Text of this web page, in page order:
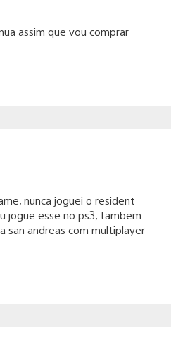
assim que vou comprar
nunca joguei o resident
jogue esse no ps3, tambem
san andreas com multiplayer